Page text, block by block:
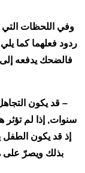
وفي اللحظات التي
ردود فعلهما كما
فالضحك يدفعه إلى
سنوات, إذا لم
إذ قد يكون الطفل
بذلك ويصرّ على